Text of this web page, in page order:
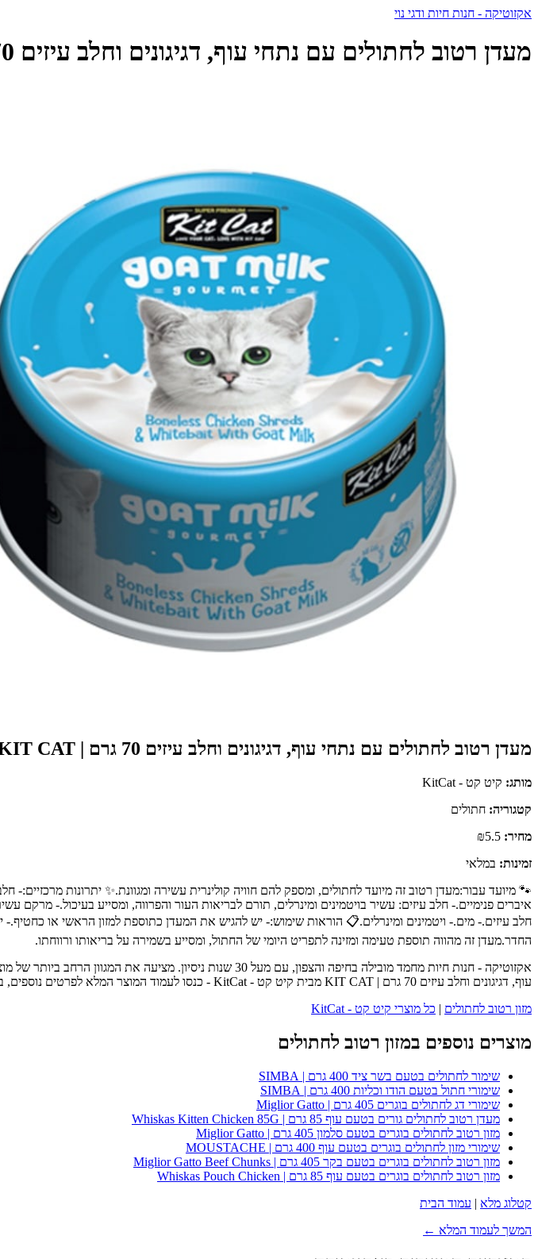
אקזוטיקה - חנות חיות ודגי נוי
מעדן רטוב לחתולים עם נתחי עוף, דגיגונים וחלב עיזים 70 גרם | KIT CAT - קיט קט - KitCat
מעדן רטוב לחתולים עם נתחי עוף, דגיגונים וחלב עיזים 70 גרם | KIT CAT
מותג: קיט קט - KitCat
קטגוריה: חתולים
מחיר:
זמינות: במלאי
🐾 מיועד עבור:מעדן רטוב זה מיועד לחתולים, ומספק להם חוויה קולינרית עשירה ומגוונת.✨ יתרונות מרכזיים:-
איברים פנימיים.- חלב עיזים: עשיר בויטמינים ומינרלים, תורם לבריאות העור והפרווה, ומסייע בעיכול.- מרקם
החדר.מעדן זה מהווה תוספת טעימה ומזינה לתפריט היומי של החתול, ומסייע בשמירה על בריאותו ורווחתו.
אקזוטיקה - חנות חיות מחמד מובילה בחיפה והצפון, עם מעל 30
עוף, דגיגונים וחלב עיזים 70 גרם | KIT CAT מבית קיט קט - KitCat - כנסו לעמוד המוצר המלא לפרטים נוספים, ביקורות לקוחות והזמנה.
מזון רטוב לחתולים | כל מוצרי קיט קט - KitCat
מוצרים נוספים במזון רטוב לחתולים
שימור לחתולים בטעם בשר ציד 400 גרם | SIMBA
שימורי חתול בטעם הודו וכליות 400 גרם | SIMBA
שימורי דג לחתולים בוגרים 405 גרם | Miglior Gatto
מעדן רטוב לחתולים גורים בטעם עוף 85 גרם | Whiskas Kitten Chicken 85G
מזון רטוב לחתולים בוגרים בטעם סלמון 405 גרם | Miglior Gatto
שימורי מזון לחתולים בוגרים בטעם עוף 400 גרם | MOUSTACHE
מזון רטוב לחתולים בוגרים בטעם בקר 405 גרם | Miglior Gatto Beef Chunks
מזון רטוב לחתולים בוגרים בטעם עוף 85 גרם | Whiskas Pouch Chicken
קטלוג מלא | עמוד הבית
המשך לעמוד המלא ←